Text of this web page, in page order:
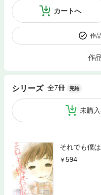
カートへ
作
作
シリーズ 全7冊 完結
未購
それでも僕
594